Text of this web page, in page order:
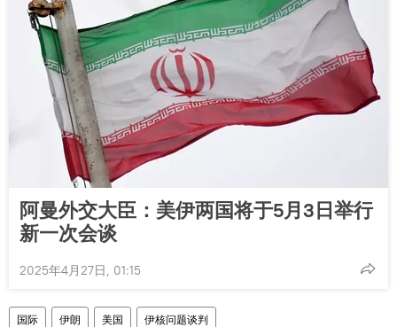
阿曼外交大臣：美伊两国将于5月3日举行
新一次会谈
2025年4月27日, 01:15
国际 伊朗 美国 伊核问题谈判